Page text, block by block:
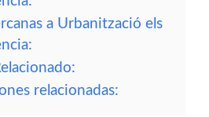
a Urbanització els
relacionadas: